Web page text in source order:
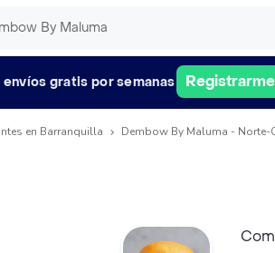
envíos gratis por semanas Registrarme
en Barranquilla Dembow By Maluma -